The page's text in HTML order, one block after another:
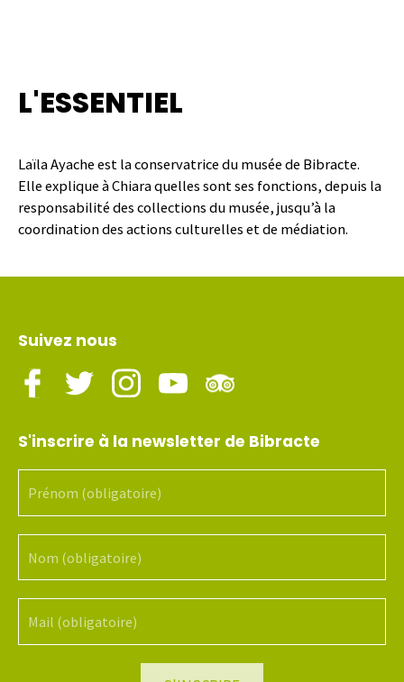
L'ESSENTIEL
Laïla Ayache est la conservatrice du musée de Bibracte.
Elle explique à Chiara quelles sont ses fonctions, depuis la
responsabilité des collections du musée, jusqu’à la
coordination des actions culturelles et de médiation.
Suivez nous
S'inscrire à la newsletter de Bibracte